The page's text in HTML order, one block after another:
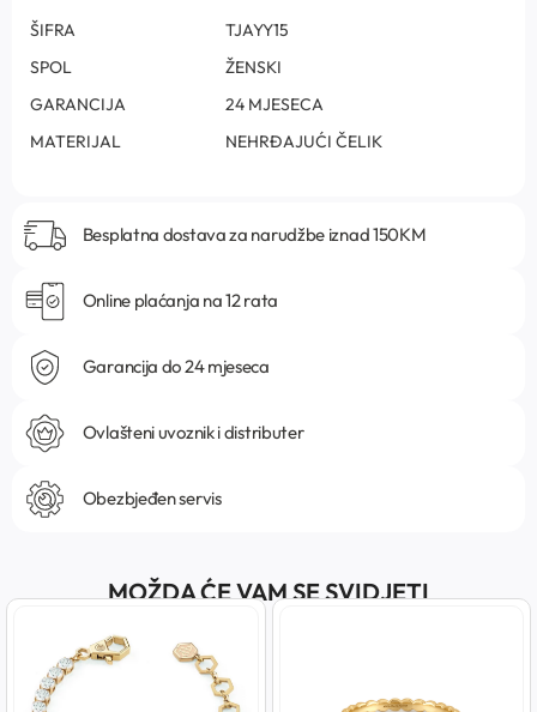
ŠIFRA
TJAYY15
SPOL
ŽENSKI
GARANCIJA
24 MJESECA
MATERIJAL
NEHRĐAJUĆI ČELIK
Besplatna dostava za narudžbe iznad 150KM
Online plaćanja na 12 rata
Garancija do 24 mjeseca
Ovlašteni uvoznik i distributer
Obezbjeđen servis
MOŽDA ĆE VAM SE SVIDJETI